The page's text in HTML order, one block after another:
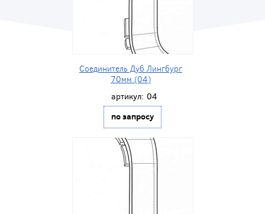
Соединитель Дуб Лингбург
70мм (04)
артикул: 04
по запросу